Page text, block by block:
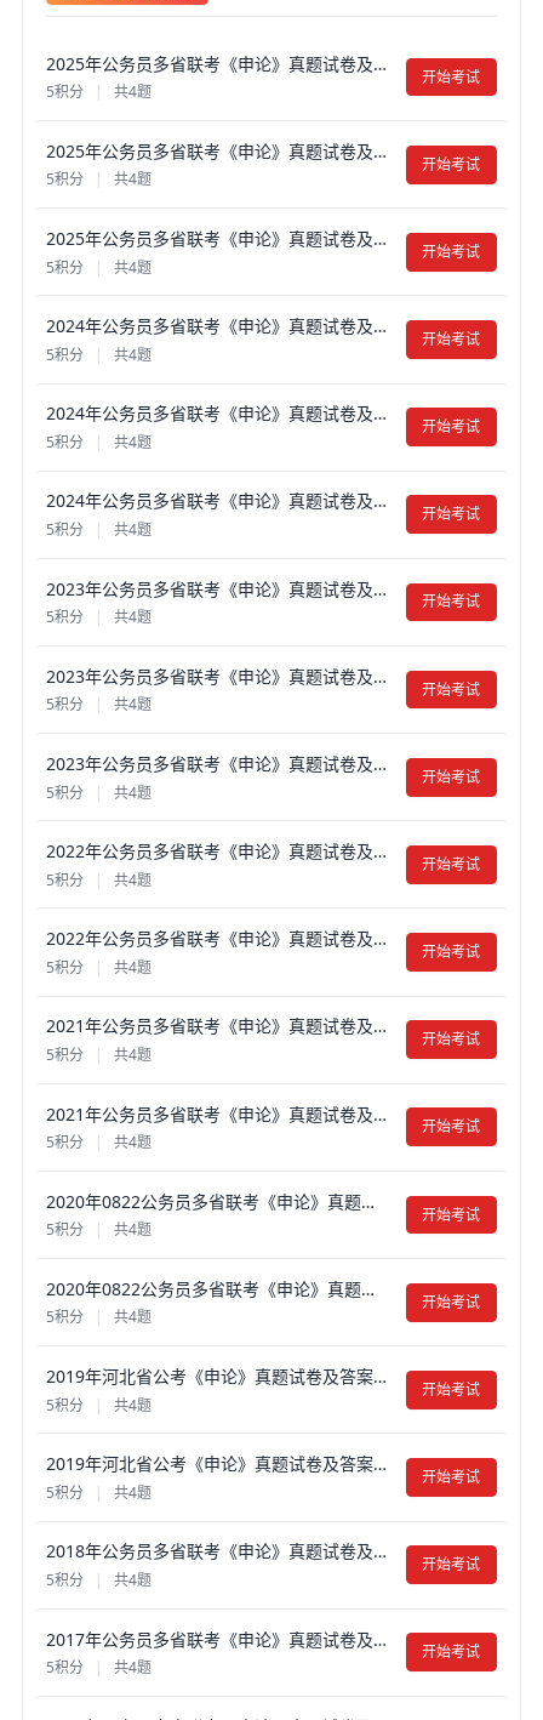
2025年公务员多省联考《申论》真题试卷及答案【含解析】（河北A卷）
5积分 | 共4题
开始考试
2025年公务员多省联考《申论》真题试卷及答案【含解析】（河北B卷）
5积分 共4题
开始考试
2025年公务员多省联考《申论》真题试卷及答案【含解析】（河北C卷）
5积分 | 共4题
开始考试
2024年公务员多省联考《申论》真题试卷及答案【含解析】（河北A卷）
5积分 | 共4题
开始考试
2024年公务员多省联考《申论》真题试卷及答案【含解析】（河北B、普通选调卷）
5积分 | 共4题
开始考试
2024年公务员多省联考《申论》真题试卷及答案【含解析】（河北C卷）
5积分 | 共4题
开始考试
2023年公务员多省联考《申论》真题试卷及答案【含解析】（河北A卷）
5积分 | 共4题
开始考试
2023年公务员多省联考《申论》真题试卷及答案【含解析】（河北B卷）
5积分 | 共4题
开始考试
2023年公务员多省联考《申论》真题试卷及答案【含解析】（河北C卷）
5积分 | 共4题
开始考试
2022年公务员多省联考《申论》真题试卷及答案【含解析】（河北A卷）
5积分 | 共4题
开始考试
2022年公务员多省联考《申论》真题试卷及答案【含解析】（河北C卷）
5积分 | 共4题
开始考试
2021年公务员多省联考《申论》真题试卷及答案【含解析】（河北县级卷）
5积分 | 共4题
开始考试
2021年公务员多省联考《申论》真题试卷及答案【含解析】（河北乡镇卷）
5积分 | 共4题
开始考试
2020年0822公务员多省联考《申论》真题试卷及答案【含解析】（河北县级卷）
5积分 | 共4题
开始考试
2020年0822公务员多省联考《申论》真题试卷及答案【含解析】（河北乡镇、普通选调卷）
5积分 共4题
开始考试
2019年河北省公考《申论》真题试卷及答案【含解析】（县级卷）
5积分 | 共4题
开始考试
2019年河北省公考《申论》真题试卷及答案【含解析】（乡镇卷）
5积分 | 共4题
开始考试
2018年公务员多省联考《申论》真题试卷及答案【含解析】（河北、普通选调卷）
5积分 | 共4题
开始考试
2017年公务员多省联考《申论》真题试卷及答案【含解析】（河北卷）
5积分 | 共4题
开始考试